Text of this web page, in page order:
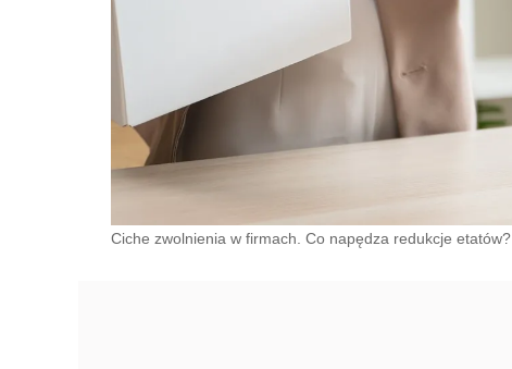
Ciche zwolnienia w firmach. Co napędza redukcje etatów?